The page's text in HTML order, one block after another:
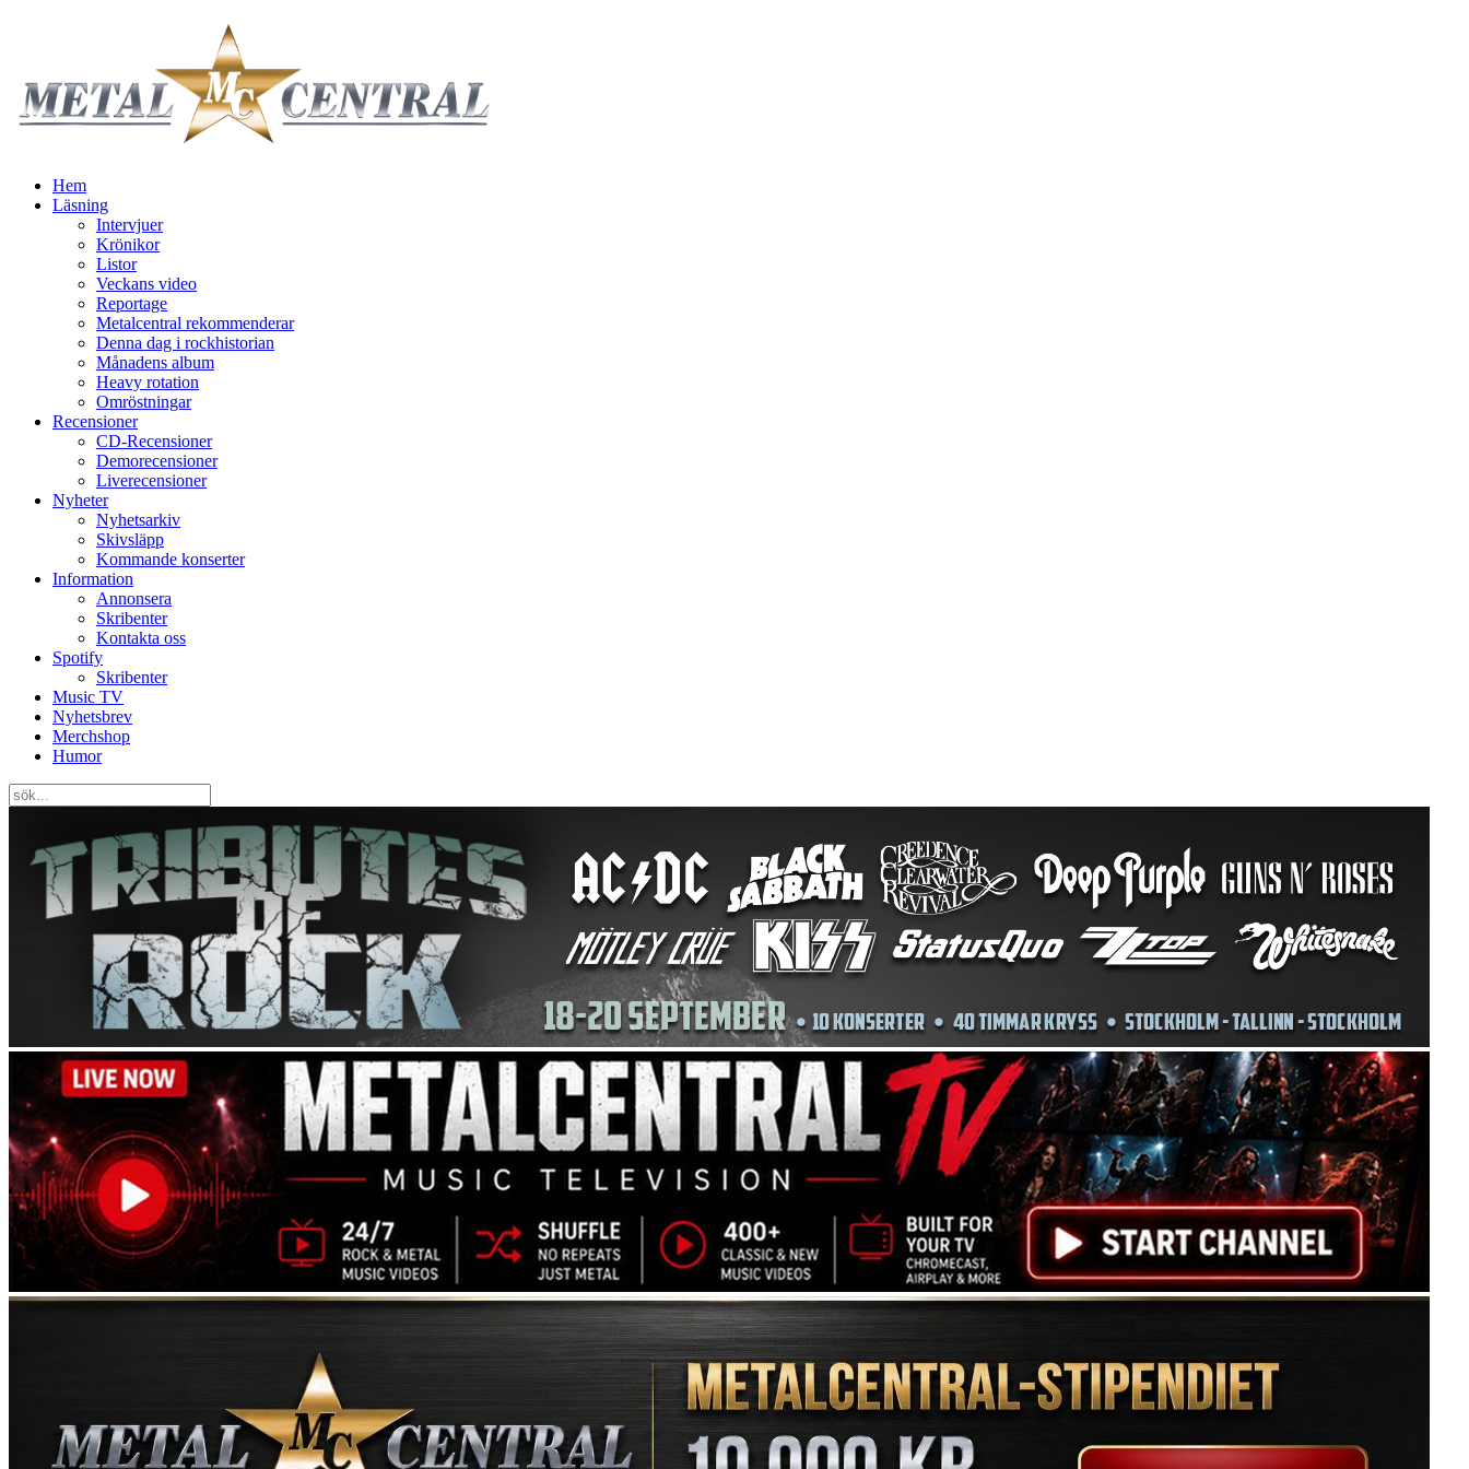
Hem
Läsning
Intervjuer
Krönikor
Listor
Veckans video
Reportage
Metalcentral rekommenderar
Denna dag i rockhistorian
Månadens album
Heavy rotation
Omröstningar
Recensioner
CD-Recensioner
Demorecensioner
Liverecensioner
Nyheter
Nyhetsarkiv
Skivsläpp
Kommande konserter
Information
Annonsera
Skribenter
Kontakta oss
Spotify
Skribenter
Music TV
Nyhetsbrev
Merchshop
Humor